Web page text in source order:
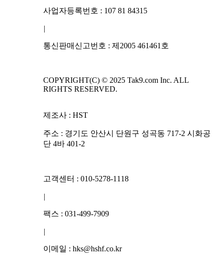
사업자등록번호 : 107 81 84315
|
통신판매신고번호 : 제2005 461461호
COPYRIGHT(C) © 2025 Tak9.com Inc. ALL
RIGHTS RESERVED.
제조사 : HST
주소 : 경기도 안산시 단원구 성곡동 717-2 시화공
단 4바 401-2
고객센터 : 010-5278-1118
|
팩스 : 031-499-7909
|
이메일 : hks@hshf.co.kr